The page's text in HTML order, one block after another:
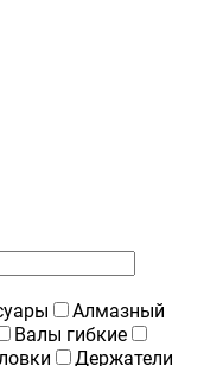
Алмазный
Валы гибкие
Держатели